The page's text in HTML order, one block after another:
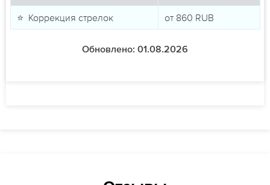
⭐ Коррекция стрелок от 860 RUB
Обновлено: 01.08.2026